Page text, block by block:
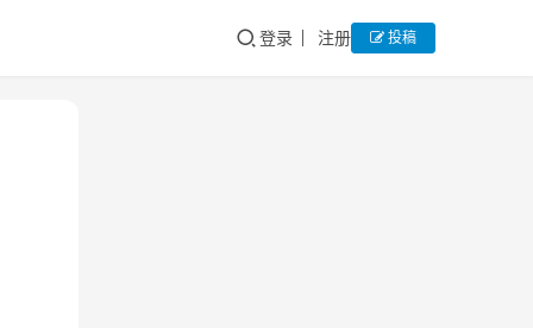
登录 注册 投稿